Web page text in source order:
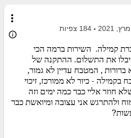
more_vert
184 צפיות
info_outline
קמילה. השירות ברמה הכי
את התשלום. ההתקנה של
, המטבח עדיין לא גמור,
- כיור לא ממורכז, זיכוי
חוזר אליי כבר כמה ימים וזה
ולהתרגש אני עצובה ומיואשת כבר